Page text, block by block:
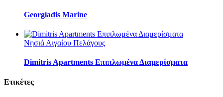
Georgiadis Marine
Νησιά Αιγαίου Πελάγους
Dimitris Apartments Επιπλωμένα Διαμερίσματα
Ετικέτες